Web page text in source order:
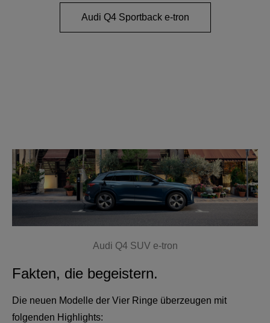
Audi Q4 Sportback e-tron
Audi Q4 SUV e-tron
Fakten, die begeistern.
Die neuen Modelle der Vier Ringe überzeugen mit
folgenden Highlights: